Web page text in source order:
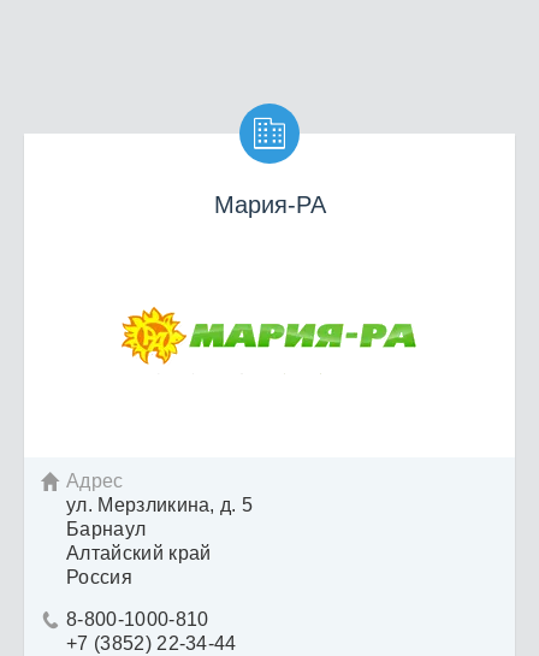

Мария-РА
 Адрес
ул. Мерзликина, д. 5
Барнаул
Алтайский край
Россия
 8-800-1000-810
+7 (3852) 22-34-44